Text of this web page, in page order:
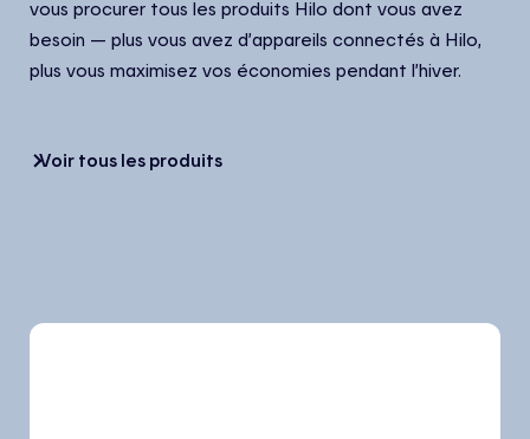
vous procurer tous les produits Hilo dont vous avez
besoin — plus vous avez d’appareils connectés à Hilo,
plus vous maximisez vos économies pendant l’hiver.
Voir tous les produits